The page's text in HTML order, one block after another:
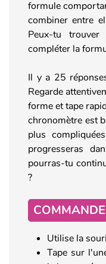
formule
combiner entre
Peux-tu
compléter la
Il y a 25
Regarde
forme et tape
chronomètre est
plus
progresseras
pourras-tu
?
Utilise la
Tape sur